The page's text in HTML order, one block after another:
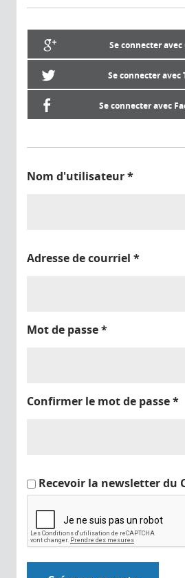
Se connecter avec
Se connecter
Se connecter avec
Nom d'utilisateur*
Adresse de courriel *
Mot de passe*
Confirmer le mot de passe*
Recevoir la newsletter du